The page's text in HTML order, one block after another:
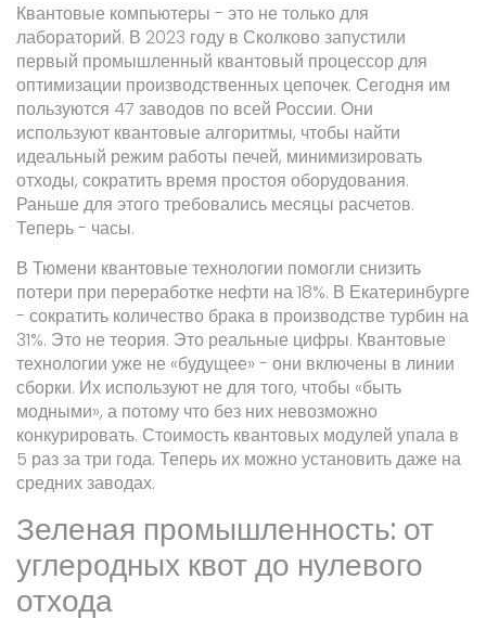
Квантовые компьютеры - это не только для
лабораторий. В 2023 году в Сколково запустили
первый промышленный квантовый процессор для
оптимизации производственных цепочек. Сегодня им
пользуются 47 заводов по всей России. Они
используют квантовые алгоритмы, чтобы найти
идеальный режим работы печей, минимизировать
отходы, сократить время простоя оборудования.
Раньше для этого требовались месяцы расчетов.
Теперь - часы.
В Тюмени квантовые технологии помогли снизить
потери при переработке нефти на 18%. В Екатеринбурге
- сократить количество брака в производстве турбин на
31%. Это не теория. Это реальные цифры. Квантовые
технологии уже не «будущее» - они включены в линии
сборки. Их используют не для того, чтобы «быть
модными», а потому что без них невозможно
конкурировать. Стоимость квантовых модулей упала в
5 раз за три года. Теперь их можно установить даже на
средних заводах.
Зеленая промышленность: от
углеродных квот до нулевого
отхода